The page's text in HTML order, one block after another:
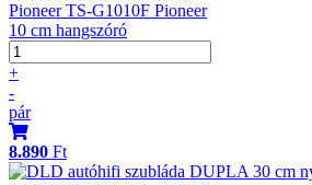
Pioneer TS-G1010F Pioneer
10 cm hangszóró
+
-
pár
8.890 Ft